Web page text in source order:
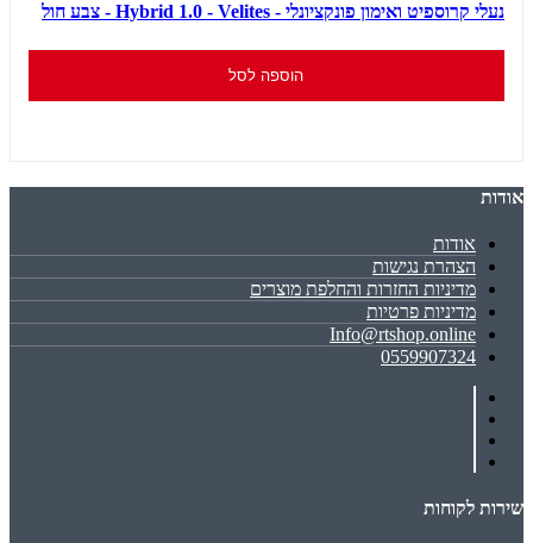
נעלי קרוספיט ואימון פונקציונלי - Hybrid 1.0 - Velites - צבע חול
הוספה לסל
אודות
אודות
הצהרת נגישות
מדיניות החזרות והחלפת מוצרים
מדיניות פרטיות
Info@rtshop.online
0559907324
שירות לקוחות